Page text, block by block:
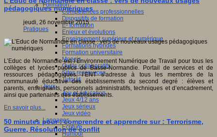
Formation
Compétences professionnelles
Dispositifs de formation
E- formation
Enjeux et évolutions
Enseignement supérieur et numérique
Formations hybrides
Formation universitaire
Mooc’s
Outils collaboratifs
Sites ressources
Tutorat
Jeux
Jeu et éducation
Jeux 4/12 ans
Jeux sérieux
Jeux vidéo
Langages
Ecriture
Humour
pédagogiques numériques
jeudi, 26 novembre 2015
Pratiques
L’Educ de Normandie est l’Environnement Numérique de Travail pour tous les
collèges et lycées publics de Basse-Normandie. Portail de services et de
ressources pédagogiques, l’ENT s’adresse à tous les membres de la
communauté éducative des établissements du second degré : élèves et
parents, enseignants, personnels administratifs, techniques et d’encadrement,
ainsi que partenaires des établissements.
En savoir plus...
50 minutes pour : comprendre et apprendre sur : Terrorisme,
Guerre, Résolution de conflit